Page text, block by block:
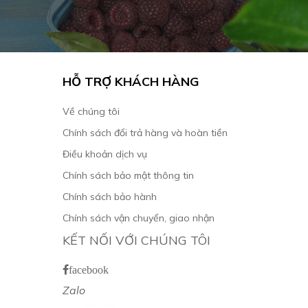
HỖ TRỢ KHÁCH HÀNG
Về chúng tôi
Chính sách đổi trả hàng và hoàn tiền
Điều khoản dịch vụ
Chính sách bảo mật thông tin
Chính sách bảo hành
Chính sách vận chuyển, giao nhận
KẾT NỐI VỚI CHÚNG TÔI
facebook
Zalo